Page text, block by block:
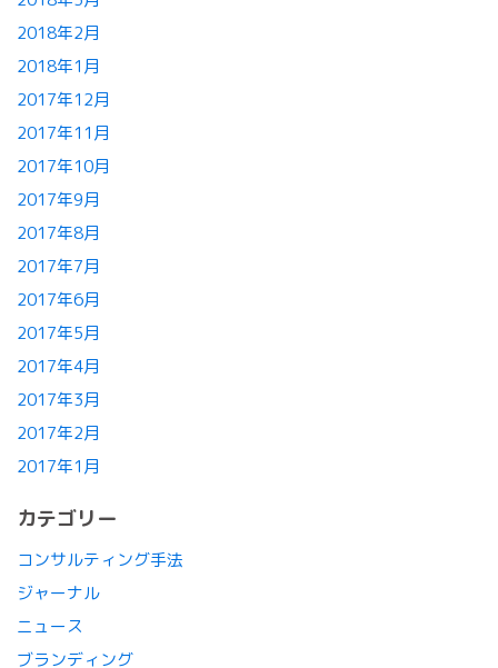
2018年2月
2018年1月
2017年12月
2017年11月
2017年10月
2017年9月
2017年8月
2017年7月
2017年6月
2017年5月
2017年4月
2017年3月
2017年2月
2017年1月
カテゴリー
コンサルティング手法
ジャーナル
ニュース
ブランディング